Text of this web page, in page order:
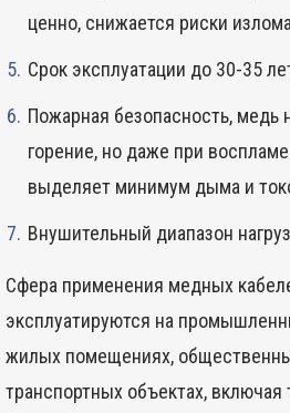
ценно, снижается риски
Срок эксплуатации до 30-35
Пожарная безопасность, медь
горение, но даже при
выделяет минимум дыма и
Внушительный диапазон
Сфера применения медных
эксплуатируются на
жилых помещениях,
транспортных объектах, включая